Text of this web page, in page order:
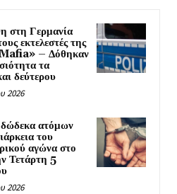
στη Γερμανία
εκτελεστές της
– Δόθηκαν
τα
δεύτερου
2026
ατόμων
του
αγώνα στο
Τετάρτη 5
2026